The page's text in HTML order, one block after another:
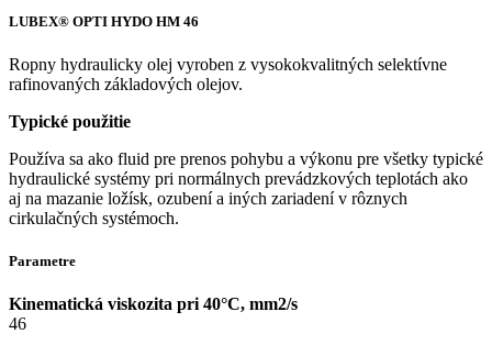
LUBEX® OPTI HYDO HM 46
Ropny hydraulicky olej vyroben z vysokokvalitných selektívne
rafinovaných základových olejov.
Typické použitie
Používa sa ako fluid pre prenos pohybu a výkonu pre všetky typické
hydraulické systémy pri normálnych prevádzkových teplotách ako
aj na mazanie ložísk, ozubení a iných zariadení v rôznych
cirkulačných systémoch.
Parametre
Kinematická viskozita pri 40°C, mm2/s
46